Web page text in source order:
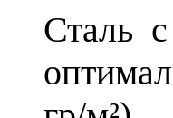
Сталь